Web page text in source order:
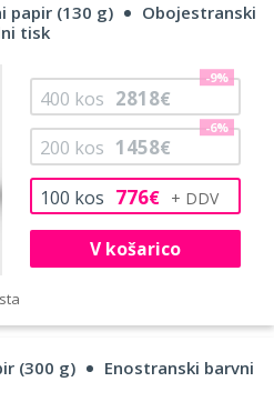
papir (130 g)
Obojestranski
tisk
100 kos 776€
200 kos 1458€
-6%
400 kos 2818€
-9%
V košarico
(300 g)
Enostranski barvni